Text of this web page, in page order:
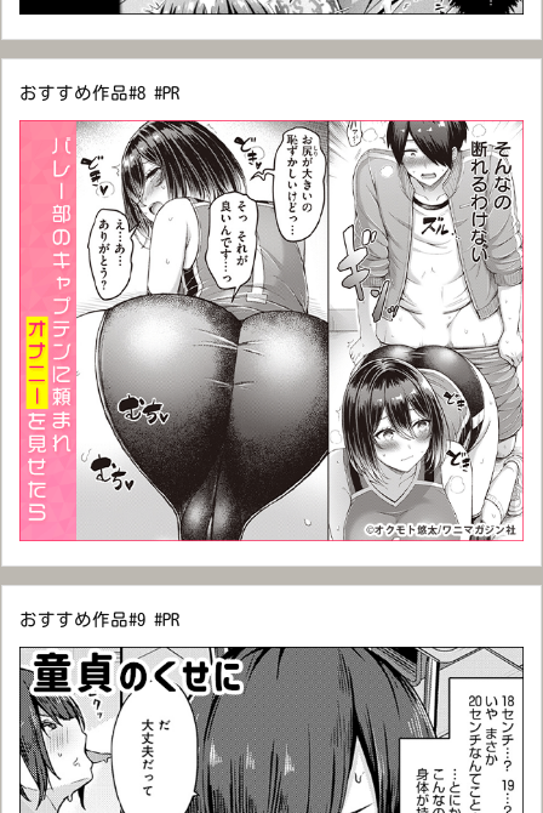
おすすめ作品#8 #PR
おすすめ作品#9 #PR